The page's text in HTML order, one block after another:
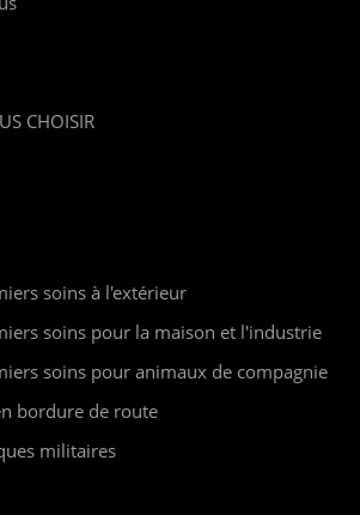
CHOISIR
soins à l'extérieur
soins pour la maison et l'industrie
soins pour animaux de compagnie
bordure de route
militaires